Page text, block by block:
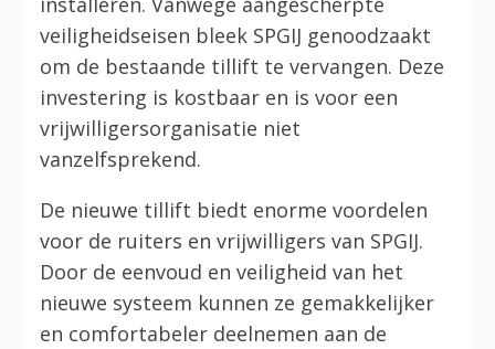
veiligheidseisen bleek SPGIJ genoodzaakt
om de bestaande tillift te vervangen. Deze
investering is kostbaar en is voor een
vrijwilligersorganisatie niet
vanzelfsprekend.
De nieuwe tillift biedt enorme voordelen
voor de ruiters en vrijwilligers van SPGIJ.
Door de eenvoud en veiligheid van het
nieuwe systeem kunnen ze gemakkelijker
en comfortabeler deelnemen aan de